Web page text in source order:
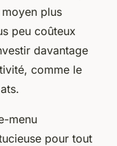
plus
peu coûteux
davantage
comme le
menu
pour tout